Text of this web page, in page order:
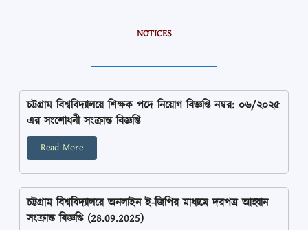
NOTICES
চট্টগ্রাম বিশ্ববিদ্যালয়ে শিক্ষক পদে নিয়োগ বিজ্ঞপ্তি নম্বর: ০৬/২০২৫
এর সংশোধনী সংক্রান্ত বিজ্ঞপ্তি
Read More
চট্টগ্রাম বিশ্ববিদ্যালয়ে অনলাইন ই-জিপির মাধ্যমে দরপত্র আহ্বান
সংক্রান্ত বিজ্ঞপ্তি (28.09.2025)